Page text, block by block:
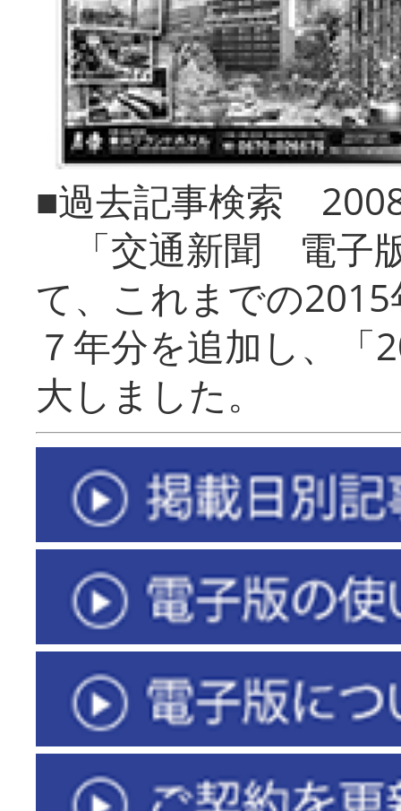
■過去記事検索
「交通新聞 電子
て、これまでの
７年分を追加し、「
大しまし